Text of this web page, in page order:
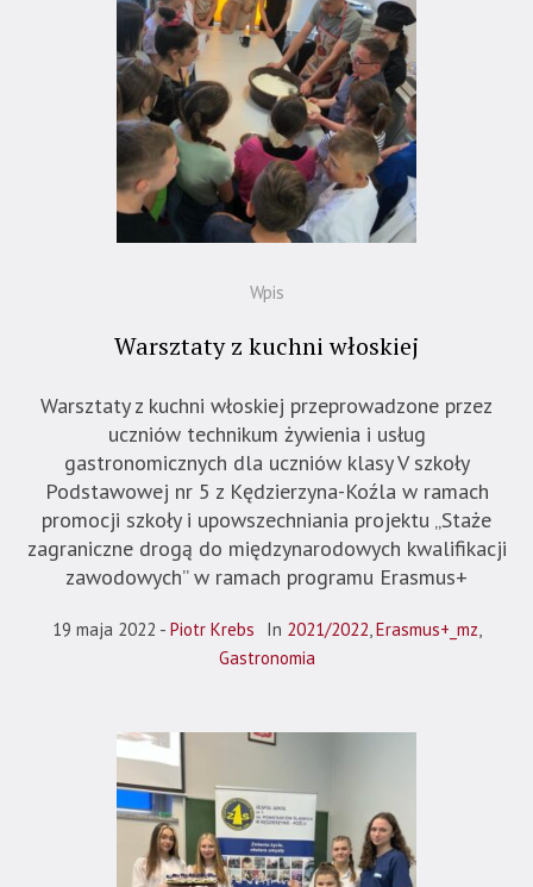
Wpis
Warsztaty z kuchni włoskiej
Warsztaty z kuchni włoskiej przeprowadzone przez
uczniów technikum żywienia i usług
gastronomicznych dla uczniów klasy V szkoły
Podstawowej nr 5 z Kędzierzyna-Koźla w ramach
promocji szkoły i upowszechniania projektu „Staże
zagraniczne drogą do międzynarodowych kwalifikacji
zawodowych” w ramach programu Erasmus+
19 maja 2022 Piotr Krebs In 2021/2022,Erasmus+_mz,
Gastronomia